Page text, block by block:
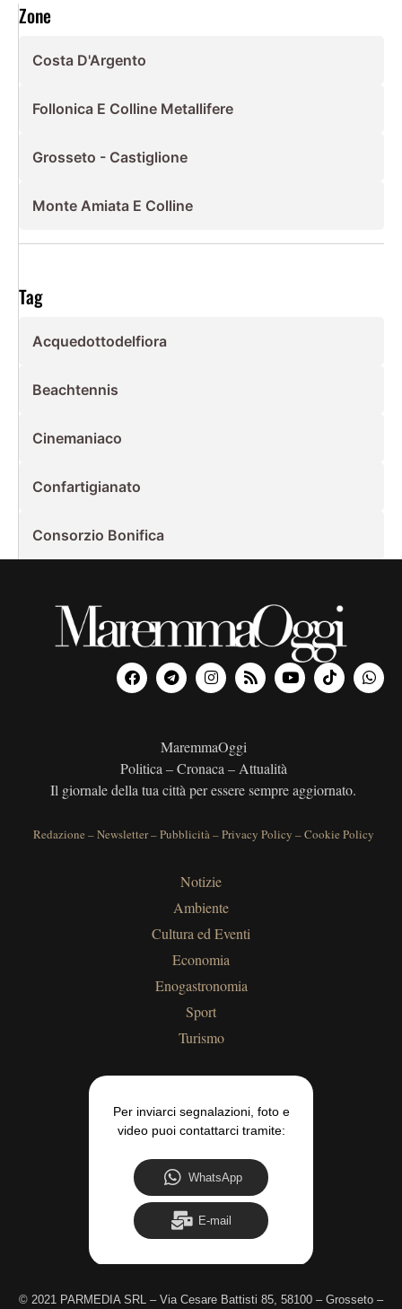
Zone
Costa D'Argento
Follonica E Colline Metallifere
Grosseto - Castiglione
Monte Amiata E Colline
Tag
Acquedottodelfiora
Beachtennis
Cinemaniaco
Confartigianato
Consorzio Bonifica
MaremmaOggi
Politica – Cronaca – Attualità
Il giornale della tua città per essere sempre aggiornato.
Redazione –Newsletter–Pubblicità–Privacy Policy –Cookie Policy
Notizie
Ambiente
Cultura ed Eventi
Economia
Enogastronomia
Sport
Turismo
Per inviarci segnalazioni, foto e
video puoi contattarci tramite:
WhatsApp
E-mail
© 2021 PARMEDIA SRL – Via Cesare Battisti 85, 58100 – Grosseto –